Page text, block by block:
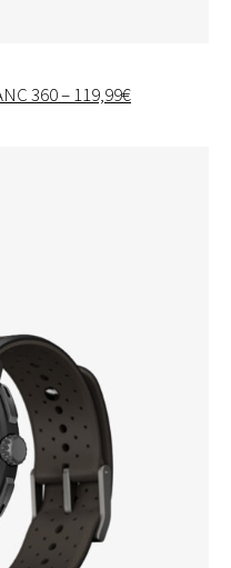
360 – 119,99€